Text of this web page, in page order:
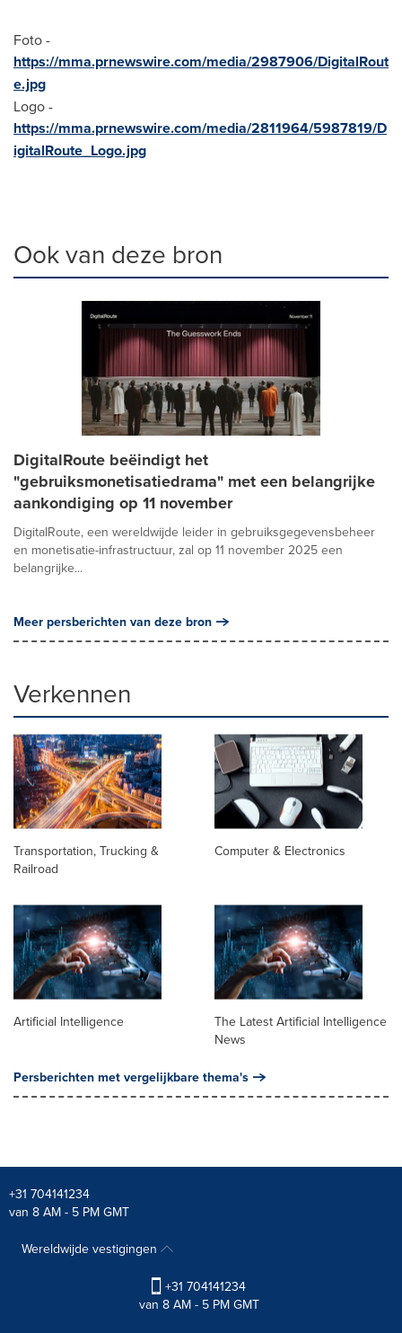
Foto -
https://mma.prnewswire.com/media/2987906/DigitalRout
e.jpg
Logo -
https://mma.prnewswire.com/media/2811964/5987819/D
igitalRoute_Logo.jpg
Ook van deze bron
DigitalRoute beëindigt het
"gebruiksmonetisatiedrama" met een belangrijke
aankondiging op 11 november
DigitalRoute, een wereldwijde leider in gebruiksgegevensbeheer
en monetisatie-infrastructuur, zal op 11 november 2025 een
belangrijke...
Meer persberichten van deze bron
Verkennen
Transportation, Trucking &
Railroad
Computer & Electronics
Artificial Intelligence
The Latest Artificial Intelligence
News
Persberichten met vergelijkbare thema's
+31 704141234
van 8 AM - 5 PM GMT
Wereldwijde vestigingen
+31 704141234
van 8 AM - 5 PM GMT